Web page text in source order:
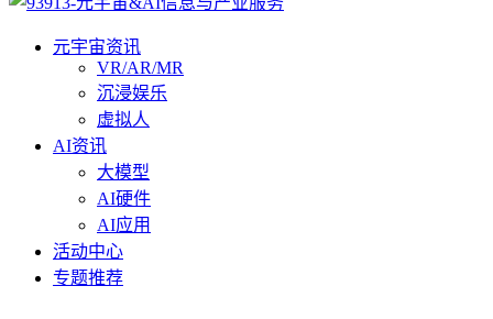
元宇宙资讯
VR/AR/MR
沉浸娱乐
虚拟人
AI资讯
大模型
AI硬件
AI应用
活动中心
专题推荐